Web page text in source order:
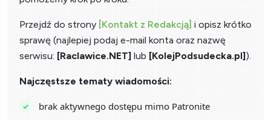
Przejdź do strony [Kontakt z Redakcją] i opisz krótko
sprawę (najlepiej podaj e-mail konta oraz nazwę
serwisu: [Raclawice.NET] lub [KolejPodsudecka.pl]).
Najczęstsze tematy wiadomości:
brak aktywnego dostępu mimo Patronite